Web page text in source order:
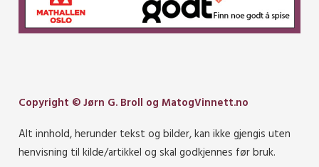
Copyright © Jørn G. Broll og MatogVinnett.no
Alt innhold, herunder tekst og bilder, kan ikke gjengis uten
henvisning til kilde/artikkel og skal godkjennes før bruk.